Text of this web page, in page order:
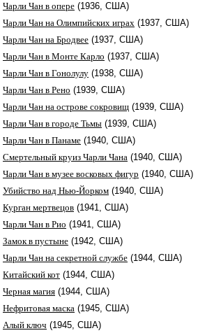
Чарли Чан в опере (1936, США)
Чарли Чан на Олимпийских играх (1937, США)
Чарли Чан на Бродвее (1937, США)
Чарли Чан в Монте Карло (1937, США)
Чарли Чан в Гонолулу (1938, США)
Чарли Чан в Рено (1939, США)
Чарли Чан на острове сокровищ (1939, США)
Чарли Чан в городе Тьмы (1939, США)
Чарли Чан в Панаме (1940, США)
Смертельный круиз Чарли Чана (1940, США)
Чарли Чан в музее восковых фигур (1940, США)
Убийство над Нью-Йорком (1940, США)
Курган мертвецов (1941, США)
Чарли Чан в Рио (1941, США)
Замок в пустыне (1942, США)
Чарли Чан на секретной службе (1944, США)
Китайский кот (1944, США)
Черная магия (1944, США)
Нефритовая маска (1945, США)
Алый ключ (1945, США)